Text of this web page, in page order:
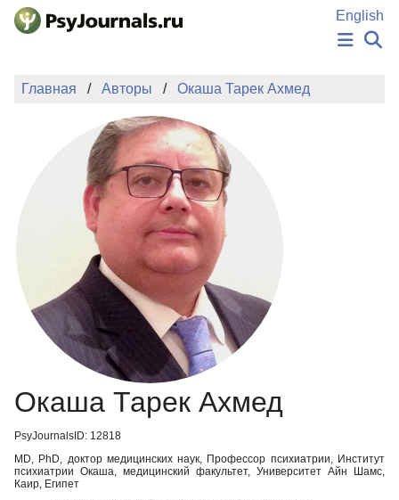
Перейти к основному содержанию
English
НОВОСТИ
АВТОРЫ
ПОДАТЬ РУКОПИСЬ
БАЗА ЗНАНИЙ
КЛЮЧЕВЫЕ СЛОВА
Регистрация
Главная Авторы Окаша Тарек Ахмед
Окаша Тарек Ахмед
PsyJournalsID: 12818
MD, PhD, доктор медицинских наук, Профессор психиатрии, Институт
психиатрии Окаша, медицинский факультет, Университет Айн Шамс,
Каир, Египет